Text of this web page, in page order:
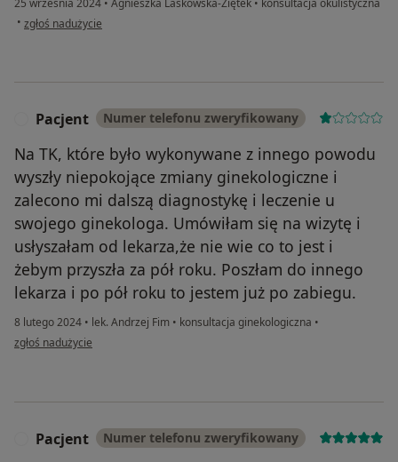
• w opinii użytkownika Boguslawa
zgłoś nadużycie
Pacjent Numer telefonu zweryfikowany
Na TK, które było wykonywane z innego powodu
wyszły niepokojące zmiany ginekologiczne i
zalecono mi dalszą diagnostykę i leczenie u
swojego ginekologa. Umówiłam się na wizytę i
usłyszałam od lekarza,że nie wie co to jest i
żebym przyszła za pół roku. Poszłam do innego
lekarza i po pół roku to jestem już po zabiegu.
8 lutego 2024 • lek. Andrzej Fim • konsultacja ginekologiczna •
w opinii użytkownika Pacjent
zgłoś nadużycie
Pacjent Numer telefonu zweryfikowany